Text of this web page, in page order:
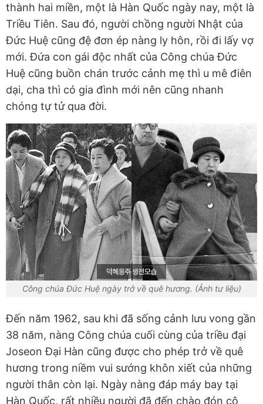
thành hai miền, một là Hàn Quốc ngày nay, một là
Triều Tiên. Sau đó, người chồng người Nhật của
Đức Huệ cũng đệ đơn ép nàng ly hôn, rồi đi lấy vợ
mới. Đứa con gái độc nhất của Công chúa Đức
Huệ cũng buồn chán trước cảnh mẹ thì u mê điên
dại, cha thì có gia đình mới nên cũng nhanh
chóng tự tử qua đời.
Công chúa Đức Huệ ngày trở về quê hương. (Ảnh tư liệu)
Đến năm 1962, sau khi đã sống cảnh lưu vong gần
38 năm, nàng Công chúa cuối cùng của triều đại
Joseon Đại Hàn cũng được cho phép trở về quê
hương trong niềm vui sướng khôn xiết của những
người thân còn lại. Ngày nàng đáp máy bay tại
Hàn Quốc, rất nhiều người đã đến chào đón cô